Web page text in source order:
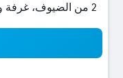
2 من الضيوف، غرفة واحدة